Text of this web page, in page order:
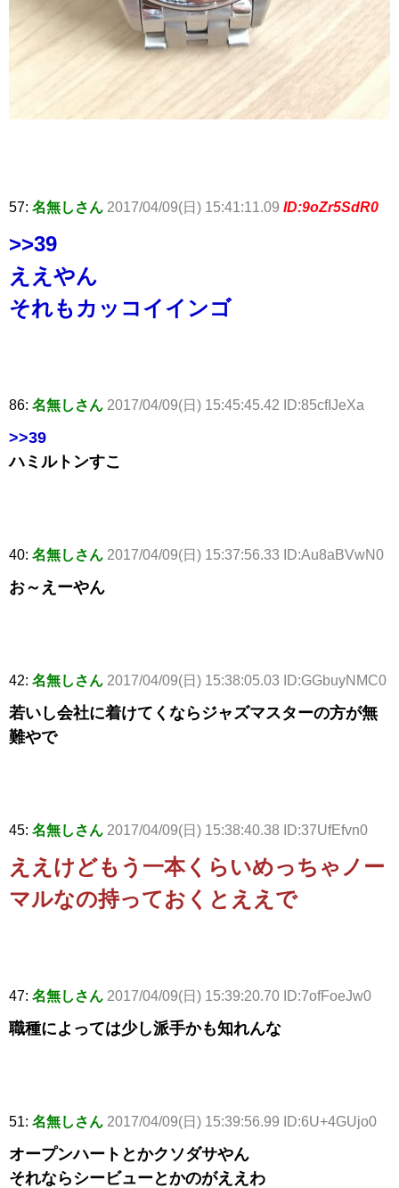
57: 名無しさん 2017/04/09(日) 15:41:11.09 ID:9oZr5SdR0
>>39
ええやん
それもカッコイインゴ
86: 名無しさん 2017/04/09(日) 15:45:45.42 ID:85cfIJeXa
>>39
ハミルトンすこ
40: 名無しさん 2017/04/09(日) 15:37:56.33 ID:Au8aBVwN0
お～えーやん
42: 名無しさん 2017/04/09(日) 15:38:05.03 ID:GGbuyNMC0
若いし会社に着けてくならジャズマスターの方が無
難やで
45: 名無しさん 2017/04/09(日) 15:38:40.38 ID:37UfEfvn0
ええけどもう一本くらいめっちゃノー
マルなの持っておくとええで
47: 名無しさん 2017/04/09(日) 15:39:20.70 ID:7ofFoeJw0
職種によっては少し派手かも知れんな
51: 名無しさん 2017/04/09(日) 15:39:56.99 ID:6U+4GUjo0
オープンハートとかクソダサやん
それならシービューとかのがええわ